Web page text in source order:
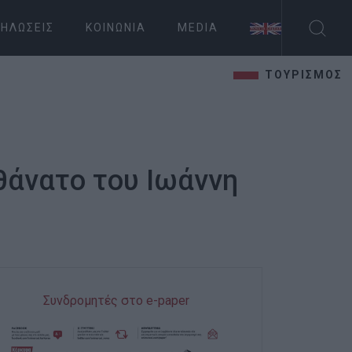
ΚΟΙΝΩΝΊΑ MEDIA
ΤΟΥΡΙΣΜΟΣ
του Ιωάννη
Συνδρομητές στο e-paper